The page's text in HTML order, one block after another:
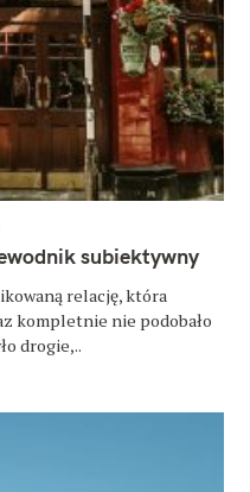
subiektywny
relację, która
kompletnie nie podobało
drogie,..